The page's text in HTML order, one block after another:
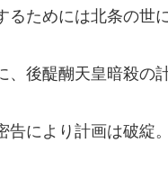
るためには北条の世
、後醍醐天皇暗殺の
告により計画は破綻。